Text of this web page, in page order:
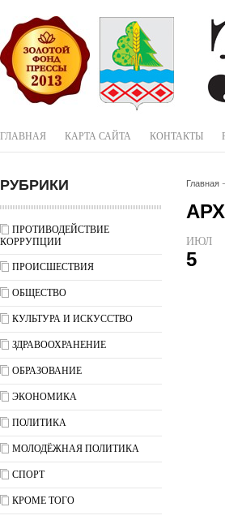
ГЛАВНАЯ КАРТА САЙТА КОНТАКТЫ
РУБРИКИ
ПРОТИВОДЕЙСТВИЕ
КОРРУПЦИИ
ПРОИСШЕСТВИЯ
ОБЩЕСТВО
КУЛЬТУРА И ИСКУССТВО
ЗДРАВООХРАНЕНИЕ
ОБРАЗОВАНИЕ
ЭКОНОМИКА
ПОЛИТИКА
МОЛОДЁЖНАЯ ПОЛИТИКА
СПОРТ
КРОМЕ ТОГО
Главная
ИЮЛ
5